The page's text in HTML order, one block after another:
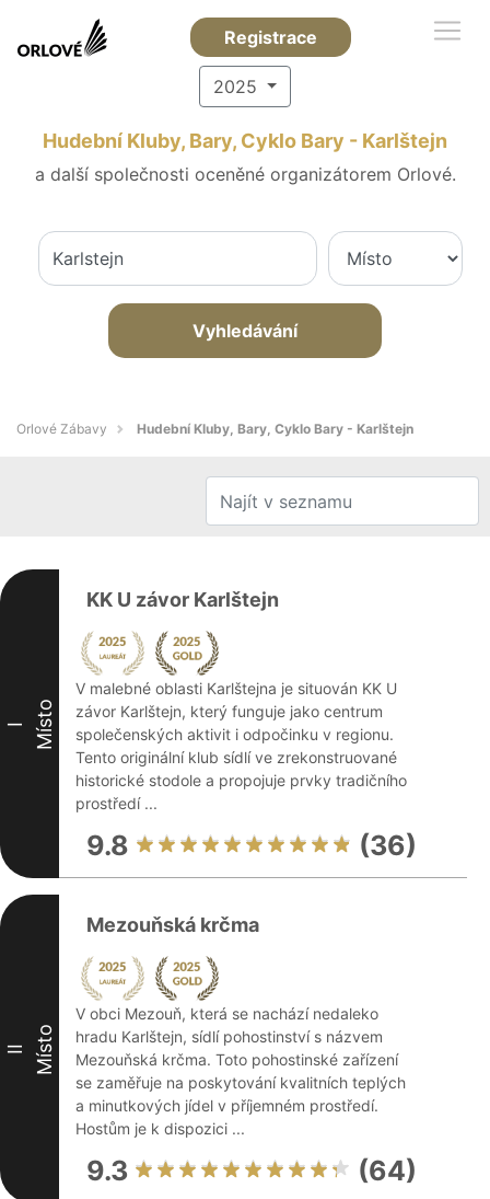
Registrace
2025
Hudební Kluby, Bary, Cyklo Bary - Karlštejn
a další společnosti oceněné organizátorem Orlové.
Vyhledávání
Orlové Zábavy Hudební Kluby, Bary, Cyklo Bary - Karlštejn
I Místo
KK U závor Karlštejn
V malebné oblasti Karlštejna je situován KK U
závor Karlštejn, který funguje jako centrum
společenských aktivit i odpočinku v regionu.
Tento originální klub sídlí ve zrekonstruované
historické stodole a propojuje prvky tradičního
prostředí ...
9.8 (36)
II Místo
Mezouňská krčma
V obci Mezouň, která se nachází nedaleko
hradu Karlštejn, sídlí pohostinství s názvem
Mezouňská krčma. Toto pohostinské zařízení
se zaměřuje na poskytování kvalitních teplých
a minutkových jídel v příjemném prostředí.
Hostům je k dispozici ...
9.3 (64)